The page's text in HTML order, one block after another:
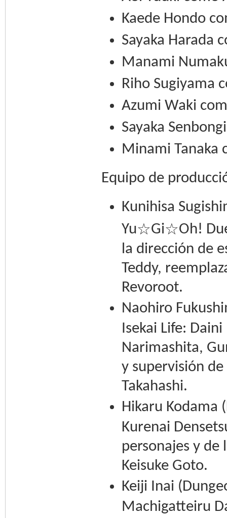
Kaede Hondo
Sayaka Harada
Manami
Riho Sugiyama
Azumi Waki
Sayaka
Minami Tanaka
Equipo de
Kunihisa
Yu☆Gi☆Oh!
la dirección de
Teddy,
Revoroot.
Naohiro
Isekai Life:
Narimashita,
y supervisión
Takahashi.
Hikaru Kodama
Kurenai
personajes y
Keisuke Goto.
Keiji Inai
Machigatteiru